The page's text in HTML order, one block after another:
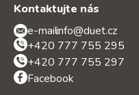
Kontaktujte nás
e-mail:info@duet.cz
+420 777 755 295
+420 777 755 297
Facebook